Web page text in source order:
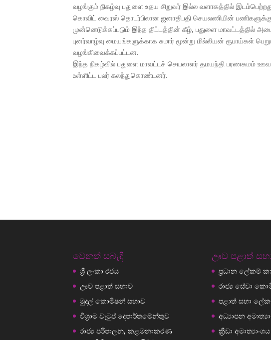
வழங்கும் நிகழ்வு பதுளை உதய சிறுவர் இல்ல வளாகத்தில்
கொவிட் வைரஸ் தொடர்பிலான ஜனாதிபதி செயலணியின்
முன்னெடுக்கப்படும் இந்த திட்டத்தின் கீழ், பதுளை மாவட்டத்தில்
புனர்வாழ்வு மையங்களுக்காக சுமார் மூன்று மில்லியன் ரூபாய்கள்
வழங்கிவைக்கப்பட்டன.
இந்த நிகழ்வில் பதுளை மாவட்டச் செயலாளர் தமயந்தி பரணகமம்
உள்ளிட்ட பலர் கலந்துகொண்டனர்.
වෙනත් සබැඳි
ශ්‍රී ලංකා රජය
ඌව පළාත් සභාව
මුදල් කොමිෂන් සභාව
විශ්‍රාම වැටුප් දෙපාර්තමේන්තුව
රාජ්‍ය පරිපාලන, කළමනාකරණ
ඌව පළාත්
ප්‍රධාන ලේකම්
රාජ්‍ය සේවා
පළාත් සභා
අධ්‍යාපන
ක්‍රීඩා අමාත්‍යාංශය